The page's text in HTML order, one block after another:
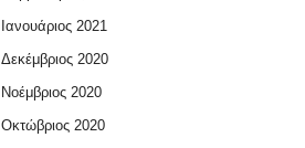
Ιανουάριος 2021
Δεκέμβριος 2020
Νοέμβριος 2020
Οκτώβριος 2020